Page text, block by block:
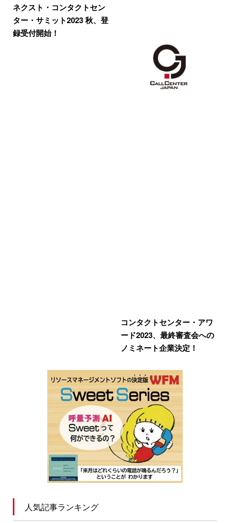
ネクスト・コンタクトセン
ター・サミット2023 秋、登
録受付開始！
コンタクトセンター・アワ
ード2023、最終審査会への
ノミネート企業決定！
人気記事ランキング